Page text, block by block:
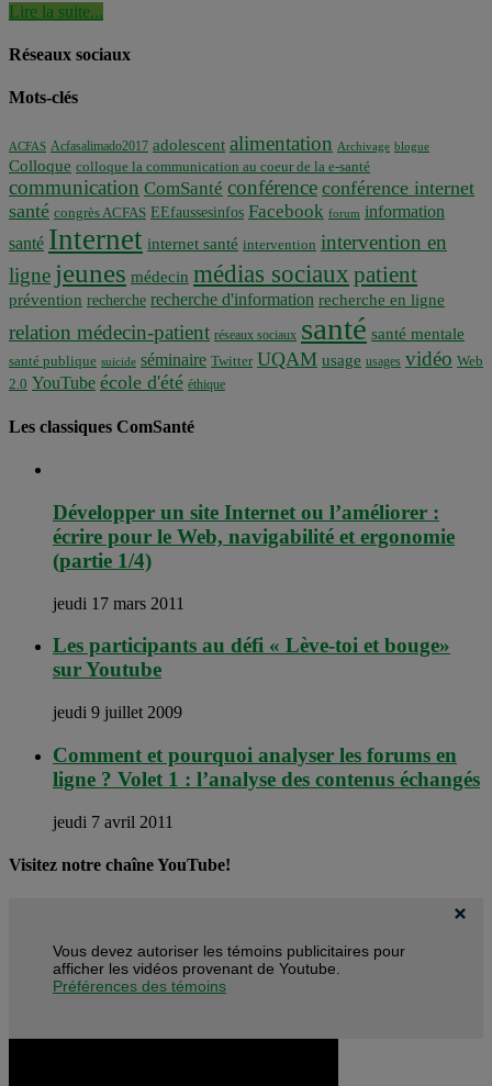
Lire la suite...
Réseaux sociaux
Mots-clés
ACFAS Acfasalimado2017 adolescent alimentation Archivage blogue
Colloque colloque la communication au coeur de la e-santé
communication ComSanté conférence conférence internet
santé congrès ACFAS EEfaussesinfos Facebook forum information
santé Internet internet santé intervention intervention en
ligne jeunes médecin médias sociaux patient
prévention recherche recherche d'information recherche en ligne
relation médecin-patient réseaux sociaux santé santé mentale
santé publique suicide séminaire Twitter UQAM usage usages vidéo Web
2.0 YouTube école d'été éthique
Les classiques ComSanté
Développer un site Internet ou l’améliorer :
écrire pour le Web, navigabilité et ergonomie
(partie 1/4)
jeudi 17 mars 2011
Les participants au défi « Lève-toi et bouge»
sur Youtube
jeudi 9 juillet 2009
Comment et pourquoi analyser les forums en
ligne ? Volet 1 : l’analyse des contenus échangés
jeudi 7 avril 2011
Visitez notre chaîne YouTube!
Vous devez autoriser les témoins publicitaires pour
afficher les vidéos provenant de Youtube.
Préférences des témoins